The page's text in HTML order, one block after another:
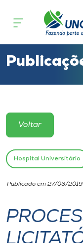
Cursos
Atendimento ao
Portal de Ensino
Unoesc
Voltar
Hospital Universitário
Publicado em 27/03/2019